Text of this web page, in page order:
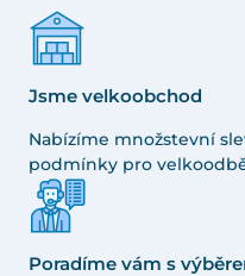
Jsme velkoobchod
Nabízíme množstevní
podmínky pro
Poradíme vám s